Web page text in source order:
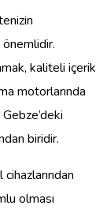
önemlidir.
kaliteli içerik
motorlarında
biridir.
olması